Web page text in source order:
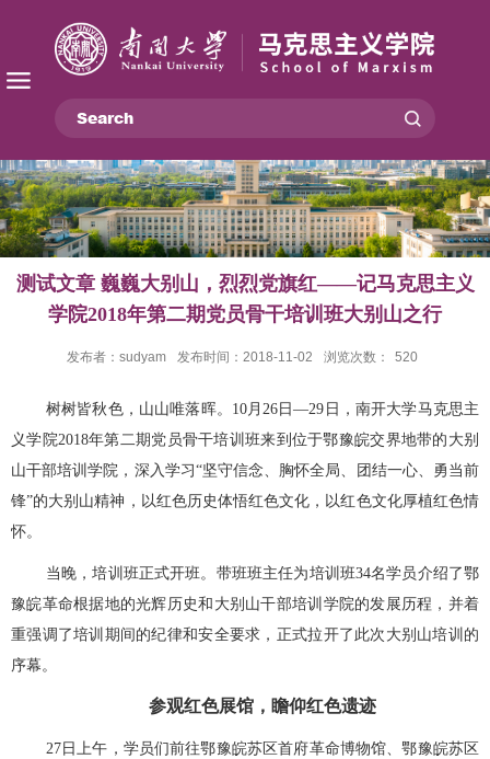
测试文章 巍巍大别山，烈烈党旗红——记马克思主义
学院2018年第二期党员骨干培训班大别山之行
发布者：sudyam 发布时间：2018-11-02 浏览次数： 520
树树皆秋色，山山唯落晖。10月26日—29日，南开大学马克思主
义学院2018年第二期党员骨干培训班来到位于鄂豫皖交界地带的大别
山干部培训学院，深入学习“坚守信念、胸怀全局、团结一心、勇当前
锋”的大别山精神，以红色历史体悟红色文化，以红色文化厚植红色情
怀。
当晚，培训班正式开班。带班班主任为培训班34名学员介绍了鄂
豫皖革命根据地的光辉历史和大别山干部培训学院的发展历程，并着
重强调了培训期间的纪律和安全要求，正式拉开了此次大别山培训的
序幕。
参观红色展馆，瞻仰红色遗迹
27日上午，学员们前往鄂豫皖苏区首府革命博物馆、鄂豫皖苏区